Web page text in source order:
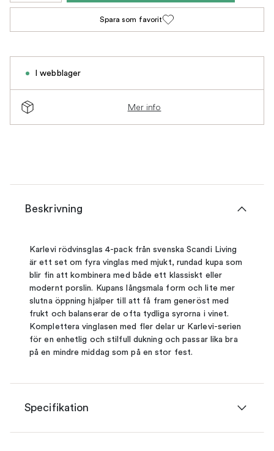
Spara som favorit
I webblager
Mer info
Beskrivning
Karlevi rödvinsglas 4-pack från svenska Scandi Living
är ett set om fyra vinglas med mjukt, rundad kupa som
blir fin att kombinera med både ett klassiskt eller
modernt porslin. Kupans långsmala form och lite mer
slutna öppning hjälper till att få fram generöst med
frukt och balanserar de ofta tydliga syrorna i vinet.
Komplettera vinglasen med fler delar ur Karlevi-serien
för en enhetlig och stilfull dukning och passar lika bra
på en mindre middag som på en stor fest.
Specifikation